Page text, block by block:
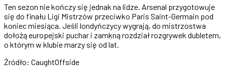
Ten sezon nie kończy się jednak na lidze. Arsenal przygotowuje
się do finału Ligi Mistrzów przeciwko Paris Saint-Germain pod
koniec miesiąca. Jeśli londyńczycy wygrają, do mistrzostwa
dołożą europejski puchar i zamkną rozdział rozgrywek dubletem,
o którym w klubie marzy się od lat.
Źródło: CaughtOffside